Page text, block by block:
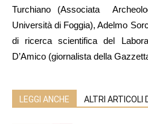
Turchiano (Associata
Università di Foggia), Adelmo
di ricerca scientifica del
D’Amico (giornalista della
LEGGI ANCHE ALTRI ARTICOLI